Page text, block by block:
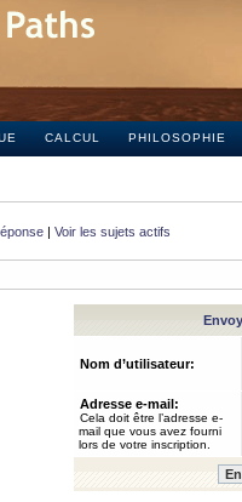
CALCUL PHILOSOPHIE
| Voir les sujets actifs
Nom d’utilisateur:
Adresse e-mail:
Cela doit être l’adresse e-
mail que vous avez fourni
lors de votre inscription.